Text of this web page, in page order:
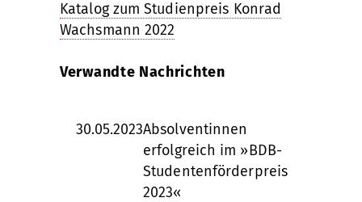
Katalog zum Studienpreis Konrad
Wachsmann 2022
Verwandte Nachrichten
30.05.2023Absolventinnen
erfolgreich im »BDB-
Studentenförderpreis
2023«